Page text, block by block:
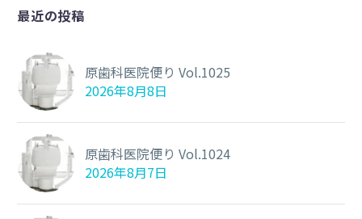
最近の投稿
原歯科医院便り Vol.1025
2026年8月8日
原歯科医院便り Vol.1024
2026年8月7日